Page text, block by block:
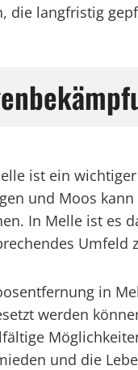
die langfristig
ist ein
und Moos
In Melle ist es
Umfeld
in
werden
und die